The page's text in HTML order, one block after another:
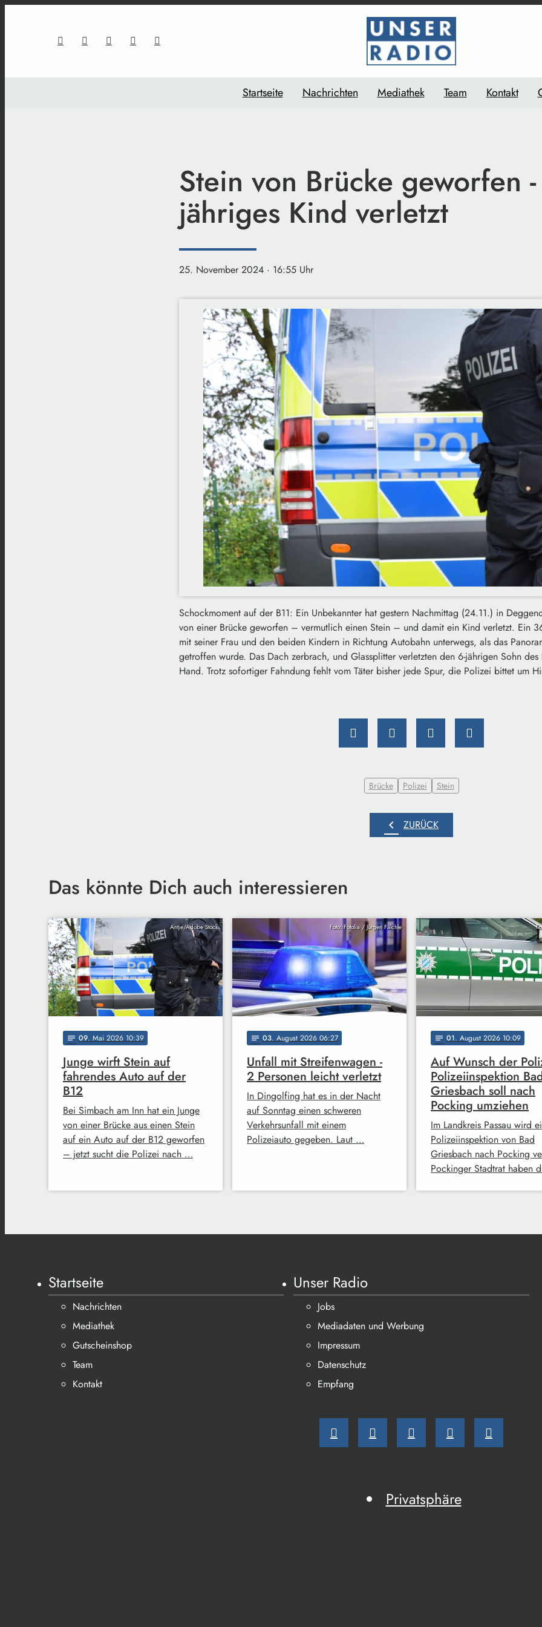
Startseite Nachrichten Mediathek Team Kontakt
Stein von Brücke geworfen
jähriges Kind verletzt
25. November 2024 · 16:55 Uhr
Schockmoment auf der B11: Ein Unbekannter hat gestern Nachmittag (24.11.) in
von einer Brücke geworfen – vermutlich einen Stein – und damit ein Kind verletzt. Ein
mit seiner Frau und den beiden Kindern in Richtung Autobahn unterwegs, als das
getroffen wurde. Das Dach zerbrach, und Glassplitter verletzten den 6-jährigen Sohn
Hand. Trotz sofortiger Fahndung fehlt vom Täter bisher jede Spur, die Polizei bittet um
Brücke Polizei Stein
chevron_left ZURÜCK
Das könnte Dich auch interessieren
Antje/Adobe Stock
notes 09. Mai 2026 10:39
Junge wirft Stein auf
fahrendes Auto auf der
B12
Bei Simbach am Inn hat ein Junge
von einer Brücke aus einen Stein
auf ein Auto auf der B12 geworfen
– jetzt sucht die Polizei nach …
Foto: Fotolia / Jürgen Fälchle
notes 03. August 2026 06:27
Unfall mit Streifenwagen -
2 Personen leicht verletzt
In Dingolfing hat es in der Nacht
auf Sonntag einen schweren
Verkehrsunfall mit einem
Polizeiauto gegeben. Laut …
notes 01. August 2026 10:09
Auf Wunsch der
Polizeiinspektion
Griesbach soll nach
Pocking umziehen
Im Landkreis Passau wird
Polizeiinspektion von Bad
Griesbach nach Pocking
Pockinger Stadtrat haben
Startseite
Nachrichten
Mediathek
Gutscheinshop
Team
Kontakt
Unser Radio
Jobs
Mediadaten und Werbung
Impressum
Datenschutz
Empfang
Privatsphäre